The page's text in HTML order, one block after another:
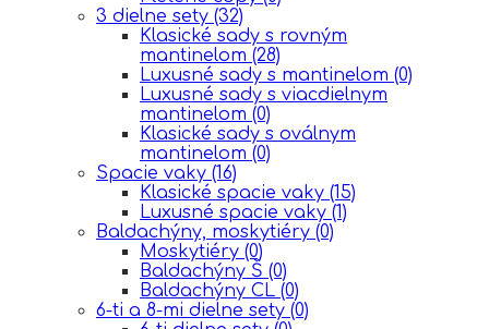
3 dielne sety (32)
Klasické sady s rovným
mantinelom (28)
Luxusné sady s mantinelom (0)
Luxusné sady s viacdielnym
mantinelom (0)
Klasické sady s oválnym
mantinelom (0)
Spacie vaky (16)
Klasické spacie vaky (15)
Luxusné spacie vaky (1)
Baldachýny, moskytiéry (0)
Moskytiéry (0)
Baldachýny Š (0)
Baldachýny CL (0)
6-ti a 8-mi dielne sety (0)